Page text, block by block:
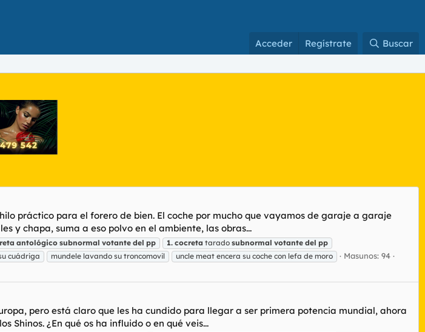
Acceder Regístrate Buscar
práctico para el forero de bien. El coche por mucho que vayamos de garaje a garaje
y chapa, suma a eso polvo en el ambiente, las obras...
antológico subnormal votante del pp 1. cocreta tarado subnormal votante del pp
cuádriga mundele lavando su troncomovil uncle meat encera su coche con lefa de moro
Masunos: 94
pero está claro que les ha cundido para llegar a ser primera potencia mundial, ahora
Shinos. ¿En qué os ha influido o en qué veis...